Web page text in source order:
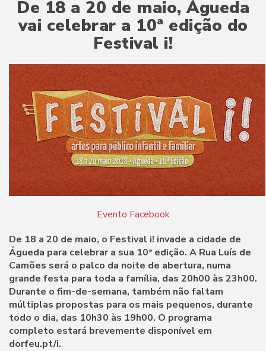
De 18 a 20 de maio, Águeda
vai celebrar a 10ª edição do
Festival i!
Evento Facebook
De 18 a 20 de maio, o Festival i! invade a cidade de
Águeda para celebrar a sua 10ª edição. A Rua Luís de
Camões será o palco da noite de abertura, numa
grande festa para toda a família, das 20h00 às 23h00.
Durante o fim-de-semana, também não faltam
múltiplas propostas para os mais pequenos, durante
todo o dia, das 10h30 às 19h00. O programa
completo estará brevemente disponível em
dorfeu.pt/i.